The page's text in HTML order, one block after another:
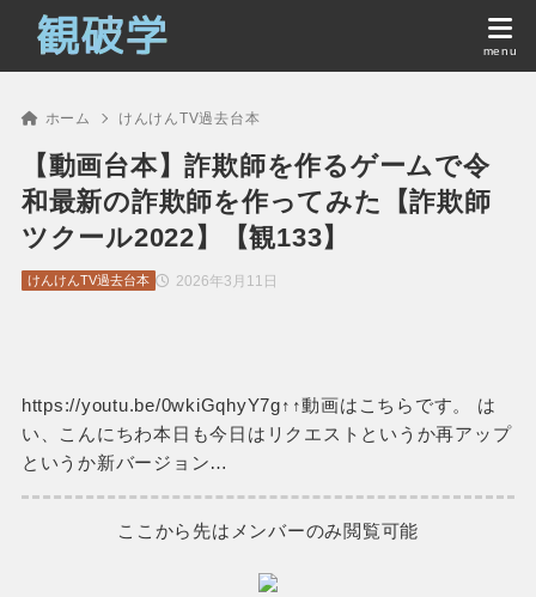
ホーム けんけんTV過去台本
【動画台本】詐欺師を作るゲームで令
和最新の詐欺師を作ってみた【詐欺師
ツクール2022】【観133】
2026年3月11日
けんけんTV過去台本
https://youtu.be/0wkiGqhyY7g↑↑動画はこちらです。 は
い、こんにちわ本日も今日はリクエストというか再アップ
というか新バージョン…
ここから先はメンバーのみ閲覧可能